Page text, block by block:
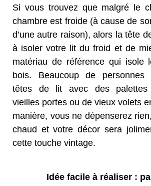
Si vous trouvez que malgré le
chambre est froide (à cause de
d’une autre raison), alors la tête
à isoler votre lit du froid et de
matériau de référence qui isole
bois. Beaucoup de personnes
têtes de lit avec des
vieilles portes ou de vieux volets
manière, vous ne dépenserez
chaud et votre décor sera
cette touche vintage.
Idée facile à réaliser :